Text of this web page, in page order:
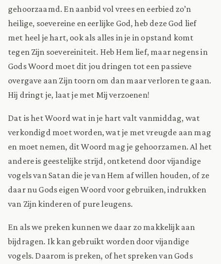
gehoorzaamd. En aanbid vol vrees en eerbied zo’n
heilige, soevereine en eerlijke God, heb deze God lief
met heel je hart, ook als alles in je in opstand komt
tegen Zijn soevereiniteit. Heb Hem lief, maar negens in
Gods Woord moet dit jou dringen tot een passieve
overgave aan Zijn toorn om dan maar verloren te gaan.
Hij dringt je, laat je met Mij verzoenen!
Dat is het Woord wat in je hart valt vanmiddag, wat
verkondigd moet worden, wat je met vreugde aan mag
en moet nemen, dit Woord mag je gehoorzamen. Al het
andere is geestelijke strijd, ontketend door vijandige
vogels van Satan die je van Hem af willen houden, of ze
daar nu Gods eigen Woord voor gebruiken, indrukken
van Zijn kinderen of pure leugens.
En als we preken kunnen we daar zo makkelijk aan
bijdragen. Ik kan gebruikt worden door vijandige
vogels. Daarom is preken, of het spreken van Gods